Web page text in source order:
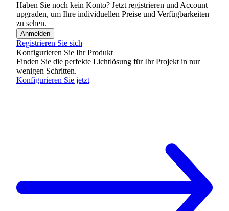
Haben Sie noch kein Konto? Jetzt registrieren und Account
upgraden, um Ihre individuellen Preise und Verfügbarkeiten
zu sehen.
Anmelden
Registrieren Sie sich
Konfigurieren Sie Ihr Produkt
Finden Sie die perfekte Lichtlösung für Ihr Projekt in nur
wenigen Schritten.
Konfigurieren Sie jetzt